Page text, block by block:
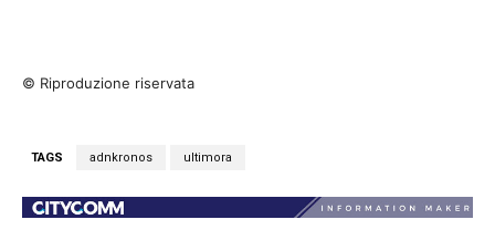
© Riproduzione riservata
TAGS adnkronos ultimora